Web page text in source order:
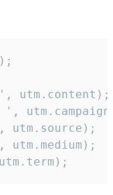
utm.content);
',
utm.source);